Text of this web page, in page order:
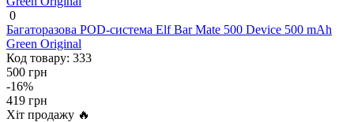
0
Багаторазова POD-система Elf Bar Mate 500 Device 500 mAh
Green Original
Код товару: 333
500 грн
-16%
419 грн
Хіт продажу 🔥